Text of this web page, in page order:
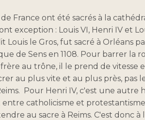
de France ont été sacrés à la
exception : Louis VI, Henri IV et
Louis le Gros, fut sacré à Orléans
de Sens en 1108. Pour barrer la
au trône, il le prend de vitesse
au plus vite et au plus près, pas
Pour Henri IV, c'est une autre
catholicisme et
au sacre à Reims. C'est donc à